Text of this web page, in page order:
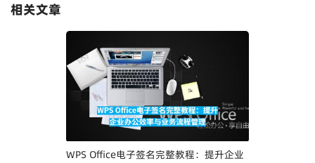
相关文章
WPS Office电子签名完整教程：提升企业